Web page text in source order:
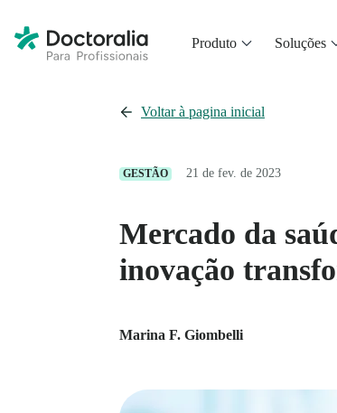
Produto Soluções
Voltar à pagina inicial
GESTÃO 21 de fev. de 2023
Mercado da
inovação
Marina F. Giombelli